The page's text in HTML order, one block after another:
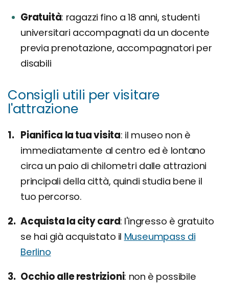
Gratuità ragazzi fino a 18 anni, studenti
universitari accompagnati da un docente
previa prenotazione, accompagnatori per
disabili
Consigli utili per visitare
l'attrazione
Pianifica la tua visita il museo non è
immediatamente al centro ed è lontano
circa un paio di chilometri dalle attrazioni
principali della città, quindi studia bene il
tuo percorso.
Acquista la city card l'ingresso è gratuito
se hai già acquistato il Museumpass di
Berlino
Occhio alle restrizioni non è possibile